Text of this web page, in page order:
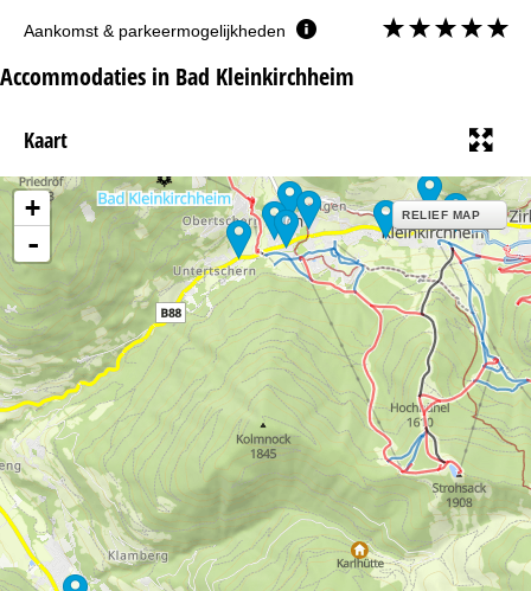
Aankomst & parkeermogelijkheden
Accommodaties in Bad Kleinkirchheim
Kaart
+
-
RELIEF MAP